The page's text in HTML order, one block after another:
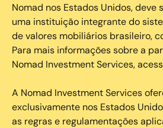
Nomad nos Estados Unidos,
uma instituição integrante do
de valores mobiliários brasileiro,
Para mais informações sobre a
Nomad Investment Services,
A Nomad Investment Services
exclusivamente nos Estados
as regras e regulamentações